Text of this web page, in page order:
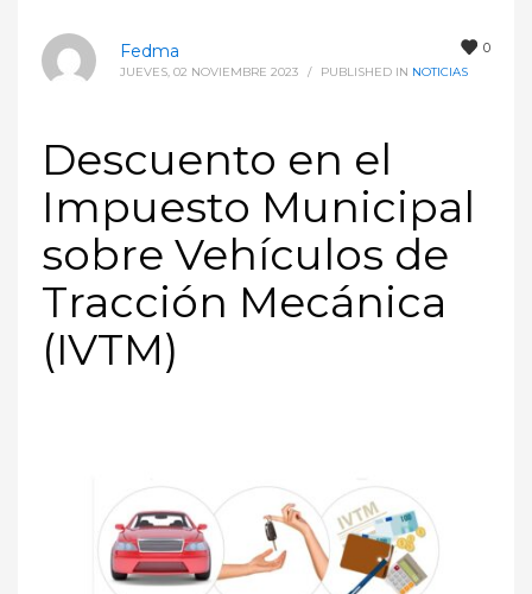
0
Fedma
JUEVES, 02 NOVIEMBRE 2023 / PUBLISHED IN NOTICIAS
Descuento en el
Impuesto Municipal
sobre Vehículos de
Tracción Mecánica
(IVTM)